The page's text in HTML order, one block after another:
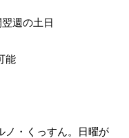
週の土日
能
ノ・くっすん。日曜が